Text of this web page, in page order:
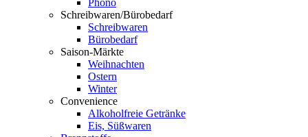
Phono
Schreibwaren/Bürobedarf
Schreibwaren
Bürobedarf
Saison-Märkte
Weihnachten
Ostern
Winter
Convenience
Alkoholfreie Getränke
Eis, Süßwaren